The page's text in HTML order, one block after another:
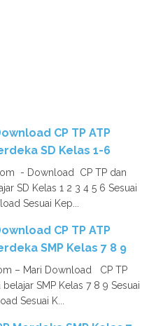
CP TP ATP
SD Kelas 1-6
- Download CP TP dan
SD Kelas 1 2 3 4 5 6 Sesuai
Sesuai Kep...
CP TP ATP
SMP Kelas 7 8 9
– Mari Download CP TP
SMP Kelas 7 8 9 Sesuai
Sesuai K...